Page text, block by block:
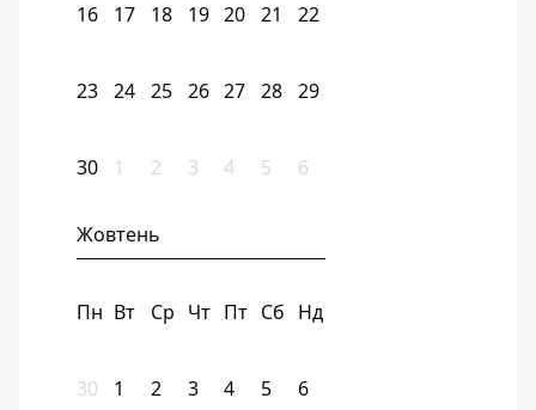
16 17 18 19 20 21 22
23 24 25 26 27 28 29
30 1 2 3 4 5 6
Жовтень
Пн Вт Ср Чт Пт Сб Нд
30 1 2 3 4 5 6